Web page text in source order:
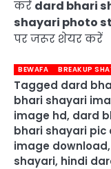
करें dard bhari
shayari photo
पर जरूर शेयर करें
BEWAFA BREAKUP
Tagged dard
bhari shayari
image hd, dard
bhari shayari pic
image download,
shayari, hindi